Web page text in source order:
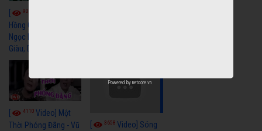
9059
Hồng Cài Áo - Vũ Linh,
Ngọc Huyền, Ngọc
Giàu, Diệp Lang
4110 Video] Một
Thời Phóng Đãng - Vũ
3658Video] Sóng
Powered by netcore.vn